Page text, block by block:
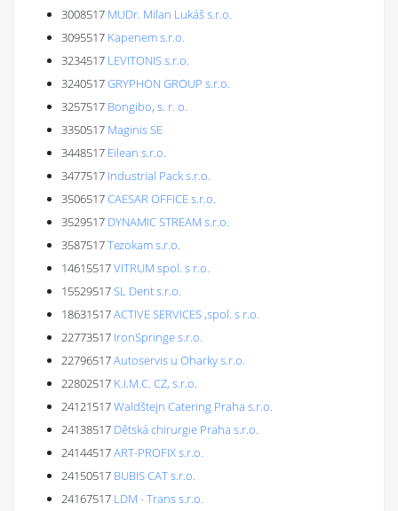
3008517 MUDr. Milan Lukáš s.r.o.
3095517 Kapenem s.r.o.
3234517 LEVITONIS s.r.o.
3240517GRYPHON GROUP s.r.o.
3257517 Bongibo, s. r. o.
3350517 Maginis SE
3448517 Eilean s.r.o.
3477517 Industrial Pack s.r.o.
3506517CAESAR OFFICE s.r.o.
3529517 DYNAMIC STREAM s.r.o.
3587517Tezokam s.r.o.
14615517VITRUM spol. s r.o.
15529517SL Dent s.r.o.
18631517ACTIVE SERVICES ,spol. s r.o.
22773517 IronSpringe s.r.o.
22796517Autoservis u Oharky s.r.o.
22802517 K.I.M.C. CZ, s.r.o.
24121517Waldštejn Catering Praha s.r.o.
24138517 Dětská chirurgie Praha s.r.o.
24144517ART-PROFIX s.r.o.
24150517 BUBIS CAT s.r.o.
24167517 LDM - Trans s.r.o.